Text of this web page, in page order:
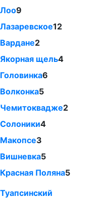
Лоо9
Лазаревское12
Вардане2
Якорная щель4
Головинка6
Волконка5
Чемитоквадже2
Солоники4
Макопсе3
Вишневка5
Красная Поляна5
Туапсинский